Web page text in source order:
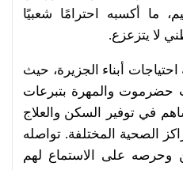
ما أكسبه احترامًا شعبيًا
لا يتزعزع.
أبناء الجزيرة، حيث
والمهرة بتبرعات
وساهم في توفير السكن والعلاج
الصحية المختلفة. تواصله
وحرصه على الاستماع لهم